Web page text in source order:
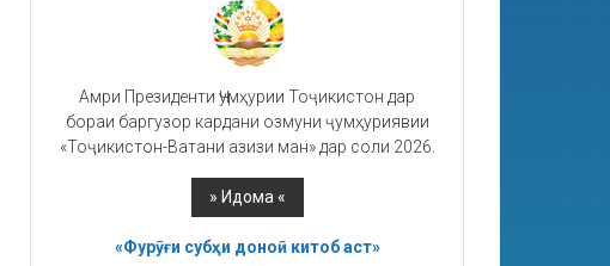
Амри Президенти Ҷумҳурии Тоҷикистон дар
бораи баргузор кардани озмуни ҷумҳуриявии
«Тоҷикистон-Ватани азизи ман» дар соли 2026.
«Фурӯғи субҳи доноӣ китоб аст»